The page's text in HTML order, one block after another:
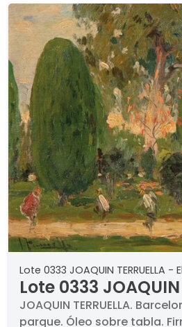
Lote 0333 JOAQUIN TERRUELLA -
Lote 0333 JOAQUIN
El parque
JOAQUIN TERRUELLA.
parque. Óleo sobre tabla.